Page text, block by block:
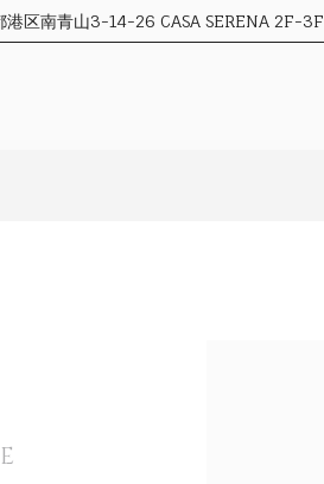
港区南青山3-14-26 CASA SERENA 2F-3F